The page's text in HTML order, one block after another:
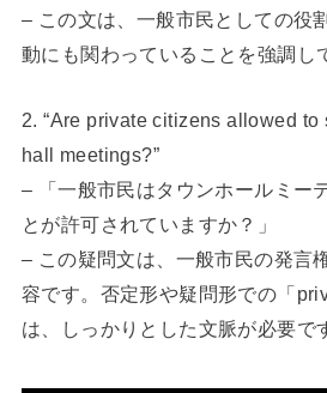
– この文は、一般市民としての役
動にも関わっていることを強調し
2. “Are private citizens allowed to
hall meetings?”
– 「一般市民はタウンホールミー
とが許可されていますか？」
– この疑問文は、一般市民の発言
容です。否定形や疑問形での「
は、しっかりとした文脈が必要で